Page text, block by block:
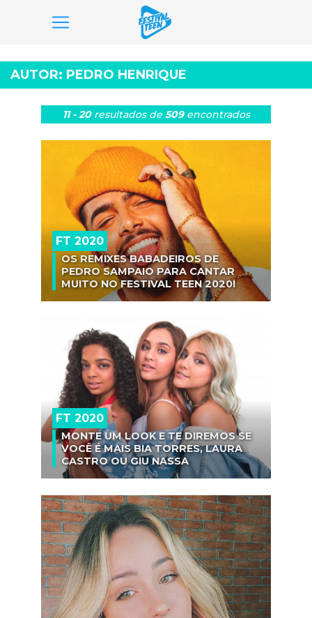
para
o
conteúdo
AUTOR: PEDRO HENRIQUE
11 - 20resultados de 509encontrados
FT 2020
OS REMIXES BABADEIROS DE
PEDRO SAMPAIO PARA CANTAR
MUITO NO FESTIVAL TEEN 2020!
FT 2020
MONTE UM LOOK E TE DIREMOS SE
VOCÊ É MAIS BIA TORRES, LAURA
CASTRO OU GIU NASSA